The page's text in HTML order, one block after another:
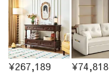
¥267,189 ¥74,818